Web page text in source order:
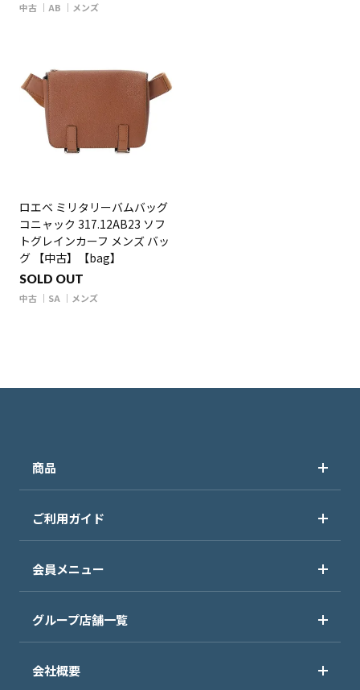
中古 AB メンズ
ロエベ ミリタリーバムバッグ
コニャック 317.12AB23 ソフ
トグレインカーフ メンズ バッ
グ 【中古】【bag】
SOLD OUT
中古 SA メンズ
商品
ご利用ガイド
会員メニュー
グループ店舗一覧
会社概要